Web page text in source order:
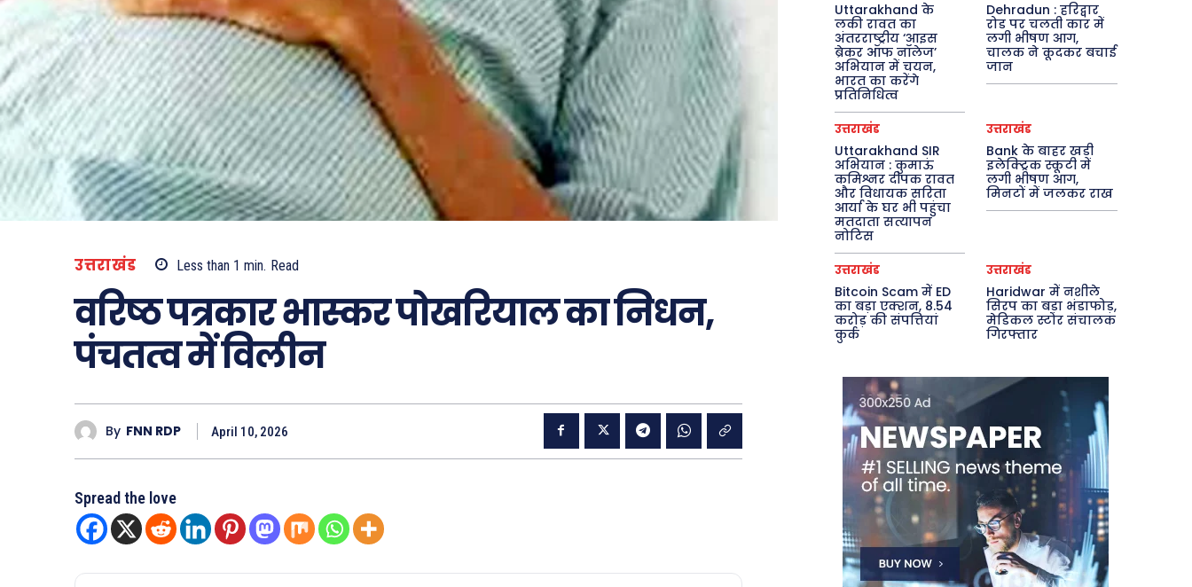
उत्तराखंड Less than 1 min. Read
वरिष्ठ पत्रकार भास्कर पोखरियाल का निधन,
पंचतत्व में विलीन
By FNN RDP April 10, 2026
Spread the love
Uttarakhand के
लकी रावत का
अंतरराष्ट्रीय ‘आइस
ब्रेकर ऑफ नॉलेज’
अभियान में चयन,
भारत का करेंगे
प्रतिनिधित्व
Dehradun : हरिद्वार
रोड पर चलती कार में
लगी भीषण आग,
चालक ने कूदकर बचाई
जान
उत्तराखंड
Uttarakhand SIR
अभियान : कुमाऊं
कमिश्नर दीपक रावत
और विधायक सरिता
आर्या के घर भी पहुंचा
मतदाता सत्यापन
नोटिस
उत्तराखंड
Bank के बाहर खड़ी
इलेक्ट्रिक स्कूटी में
लगी भीषण आग,
मिनटों में जलकर राख
उत्तराखंड
Bitcoin Scam में ED
का बड़ा एक्शन, 8.54
करोड़ की संपत्तियां
कुर्क
उत्तराखंड
Haridwar में नशीले
सिरप का बड़ा भंडाफोड़,
मेडिकल स्टोर संचालक
गिरफ्तार